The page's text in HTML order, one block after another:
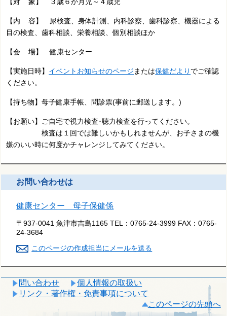
【内 容】 尿検査、身体計測、内科診察、歯科診察、機器による
目の検査、歯科相談、栄養相談、個別相談ほか
【会 場】 健康センター
【実施日時】 イベントお知らせのページ または保健だより でご確認
ください。
【持ち物】母子健康手帳、問診票(事前に郵送します。)
【お願い】ご自宅で視力検査･聴力検査を行ってください。
検査は１回では難しいかもしれませんが、お子さまの機
嫌のいい時に何度かチャレンジしてみてください。
お問い合わせは
健康センター 母子保健係
〒937-0041 魚津市吉島1165 TEL：0765-24-3999 FAX：0765-
24-3684
このページの作成担当にメールを送る
問い合わせ
個人情報の取扱い
リンク・著作権・免責事項について
このページの先頭へ